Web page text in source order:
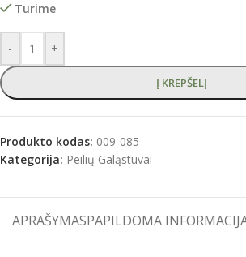
Turime
- +
Į KREPŠELĮ
Produkto kodas: 009-085
Kategorija: Peilių Galąstuvai
APRAŠYMASPAPILDOMA